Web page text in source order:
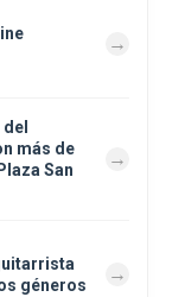
más de
San
géneros